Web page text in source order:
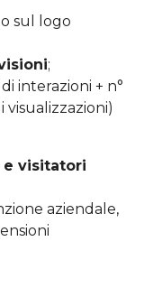
sul logo
;
di interazioni + n°
visualizzazioni)
visitatori
aziendale,